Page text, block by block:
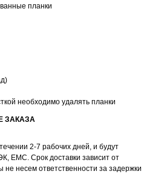
планки
необходимо удалять планки
ЗАКАЗА
2-7 рабочих дней, и будут
ЕМС. Срок доставки зависит от
несем ответственности за задержки